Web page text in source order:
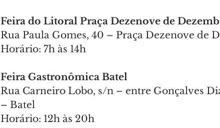
Feira do Litoral Praça Dezenove de
Rua Paula Gomes, 40 – Praça Dezenove de
Horário: 7h às 14h
Feira Gastronômica Batel
Rua Carneiro Lobo, s/n – entre Gonçalves
– Batel
Horário: 12h às 20h